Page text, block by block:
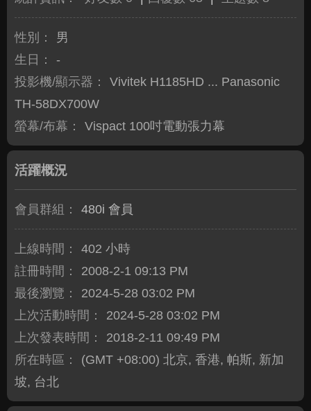
性別：
男
生日：
-
投影機/顯示器：
Vivitek H1185HD ... Panasonic
TH-58DX700W
螢幕/布幕：
Vispact 100吋電動張力幕
活躍概況
會員群組： 480i 會員
上線時間：
402 小時
註冊時間：
2008-2-1 09:13 PM
最後瀏覽：
2024-5-28 03:02 PM
上次活動時間：
2024-5-28 03:02 PM
上次發表時間：
2018-2-11 09:49 PM
所在時區：
(GMT +08:00) 北京, 香港, 帕斯, 新加
坡, 台北